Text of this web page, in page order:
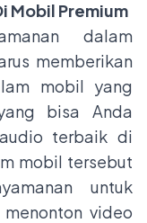
Mobil Premium
dalam
memberikan
mobil yang
bisa Anda
terbaik di
mobil tersebut
untuk
video